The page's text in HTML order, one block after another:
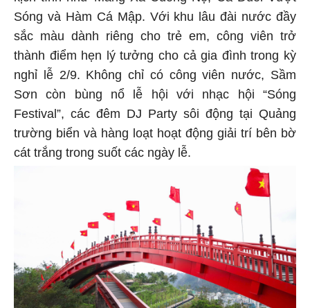
Sóng và Hàm Cá Mập. Với khu lâu đài nước đầy
sắc màu dành riêng cho trẻ em, công viên trở
thành điểm hẹn lý tưởng cho cả gia đình trong kỳ
nghỉ lễ 2/9. Không chỉ có công viên nước, Sầm
Sơn còn bùng nổ lễ hội với nhạc hội “Sóng
Festival”, các đêm DJ Party sôi động tại Quảng
trường biển và hàng loạt hoạt động giải trí bên bờ
cát trắng trong suốt các ngày lễ.